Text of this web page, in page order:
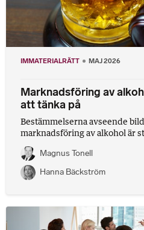
IMMATERIALRÄTT MAJ 2026
Marknadsföring av
att tänka på
Bestämmelserna avseende
marknadsföring av alkohol är
Magnus Tonell
Hanna Bäckström